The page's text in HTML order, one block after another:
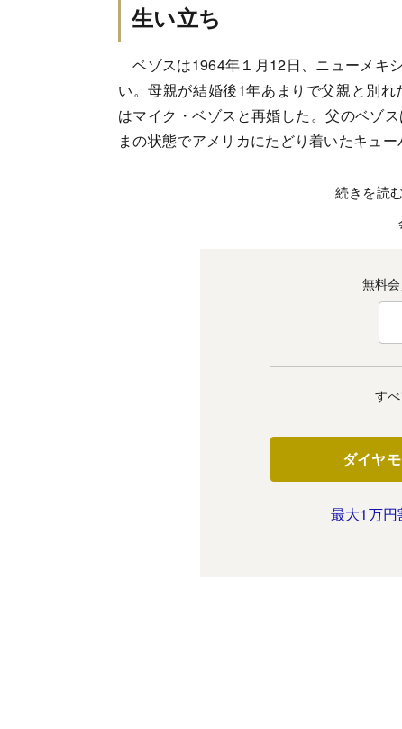
生い立ち
ベゾスは1964年１月12日、ニューメキ
い。母親が結婚後1年あまりで父親と別
はマイク・ベゾスと再婚した。父のベゾ
まの状態でアメリカにたどり着いたキュー
続きを読
無料
す
ダイヤ
最大1万円